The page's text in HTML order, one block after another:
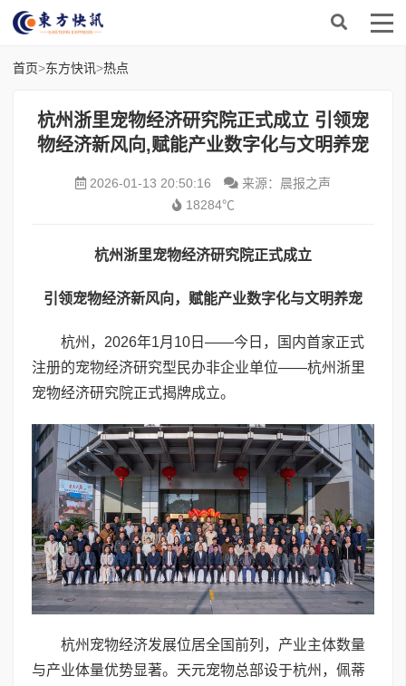
首页>东方快讯>热点
杭州浙里宠物经济研究院正式成立 引领宠
物经济新风向,赋能产业数字化与文明养宠
2026-01-13 20:50:16
来源：晨报之声
18284℃
杭州浙里宠物经济研究院正式成立
引领宠物经济新风向，赋能产业数字化与文明养宠
杭州，2026年1月10日——今日，国内首家正式
注册的宠物经济研究型民办非企业单位——杭州浙里
宠物经济研究院正式揭牌成立。
杭州宠物经济发展位居全国前列，产业主体数量
与产业体量优势显著。天元宠物总部设于杭州，佩蒂